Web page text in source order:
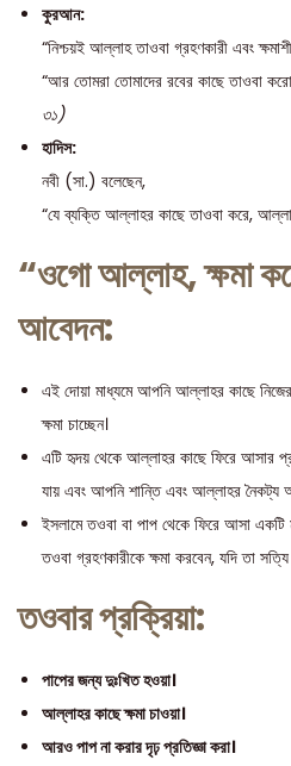
কুরআন:
“নিশ্চয়ই আল্লাহ তাওবা গ্রহণকারী এবং
“আর তোমরা তোমাদের রবের কাছে তাওবা
৩১)
হাদিস:
নবী (সা.) বলেছেন,
“যে ব্যক্তি আল্লাহর কাছে তাওবা করে,
“ওগো আল্লাহ, ক্ষমা
আবেদন:
এই দোয়া মাধ্যমে আপনি আল্লাহর কাছে
ক্ষমা চাচ্ছেন।
এটি হৃদয় থেকে আল্লাহর কাছে ফিরে আসার
যায় এবং আপনি শান্তি এবং আল্লাহর নৈকট্য
ইসলামে তওবা বা পাপ থেকে ফিরে আসা
তওবা গ্রহণকারীকে ক্ষমা করবেন, যদি তা
তওবার প্রক্রিয়া:
পাপের জন্য দুঃখিত হওয়া।
আল্লাহর কাছে ক্ষমা চাওয়া।
আরও পাপ না করার দৃঢ় প্রতিজ্ঞা করা।